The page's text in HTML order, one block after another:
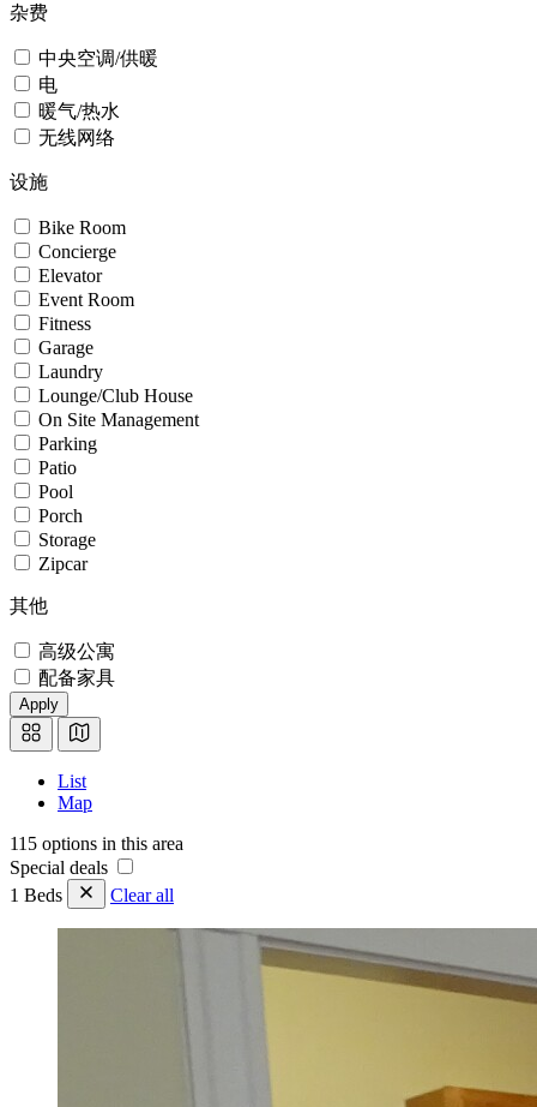
杂费
中央空调/供暖
电
暖气/热水
无线网络
设施
Bike Room
Concierge
Elevator
Event Room
Fitness
Garage
Laundry
Lounge/Club House
On Site Management
Parking
Patio
Pool
Porch
Storage
Zipcar
其他
高级公寓
配备家具
Apply
List
Map
115 options in this area
Special deals
1 Beds
Clear all